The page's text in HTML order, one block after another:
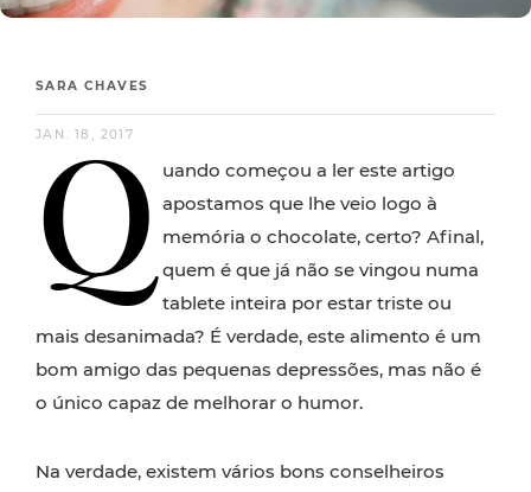
SARA CHAVES
JAN. 18, 2017
Q
uando começou a ler este artigo
apostamos que lhe veio logo à
memória o chocolate, certo? Afinal,
quem é que já não se vingou numa
tablete inteira por estar triste ou
mais desanimada? É verdade, este alimento é um
bom amigo das pequenas depressões, mas não é
o único capaz de melhorar o humor.
Na verdade, existem vários bons conselheiros